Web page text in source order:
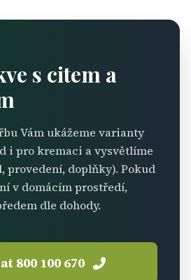
s citem a
Vám ukážeme varianty
i pro kremaci a vysvětlíme
provedení, doplňky). Pokud
v domácím prostředí,
dle dohody.
800 100 670